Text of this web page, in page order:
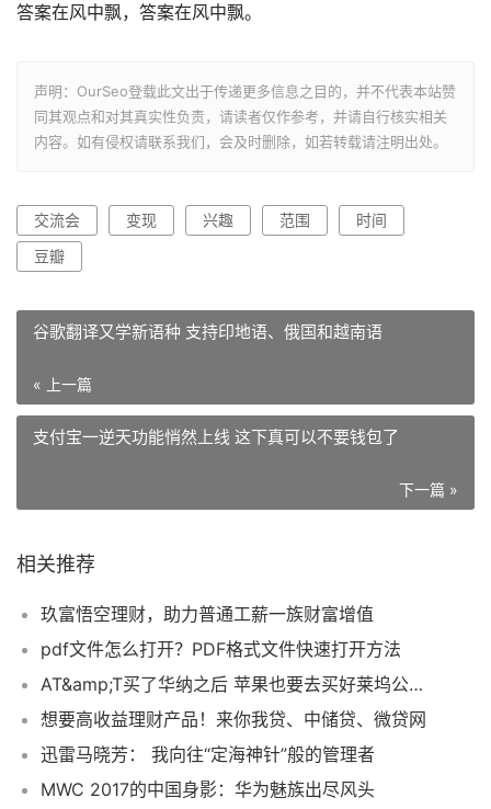
答案在风中飘，答案在风中飘。
声明：OurSeo登载此文出于传递更多信息之目的，并不代表本站赞
同其观点和对其真实性负责，请读者仅作参考，并请自行核实相关
内容。如有侵权请联系我们，会及时删除，如若转载请注明出处。
交流会 变现 兴趣 范围
时间
豆瓣
谷歌翻译又学新语种 支持印地语、俄国和越南语
« 上一篇
支付宝一逆天功能悄然上线 这下真可以不要钱包了
下一篇 »
相关推荐
玖富悟空理财，助力普通工薪一族财富增值
pdf文件怎么打开？PDF格式文件快速打开方法
AT&amp;T买了华纳之后 苹果也要去买好莱坞公司了？
想要高收益理财产品！来你我贷、中储贷、微贷网
迅雷马晓芳： 我向往“定海神针”般的管理者
MWC 2017的中国身影：华为魅族出尽风头